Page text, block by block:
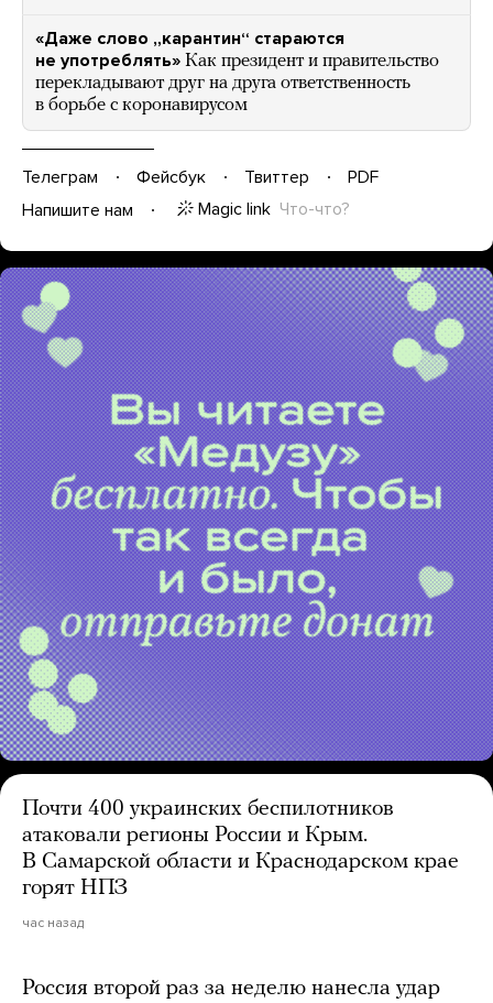
«Даже слово „карантин“ стараются
не употреблять» Как президент и правительство
перекладывают друг на друга ответственность
в борьбе с коронавирусом
Телеграм Фейсбук Твиттер
PDF
Напишите нам
Magic link Что-что?
Почти 400 украинских беспилотников
атаковали регионы России и Крым.
В Самарской области и Краснодарском крае
горят НПЗ
час назад
Россия второй раз за неделю нанесла удар